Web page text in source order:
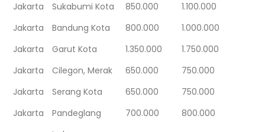
Jakarta
Sukabumi Kota 850.000
1.100.000
Jakarta
Bandung Kota 800.000
1.000.000
Jakarta
Garut Kota 1.350.000
1.750.000
Jakarta
Cilegon, Merak 650.000
750.000
Jakarta
Serang Kota 650.000
750.000
Jakarta
Pandeglang 700.000 800.000